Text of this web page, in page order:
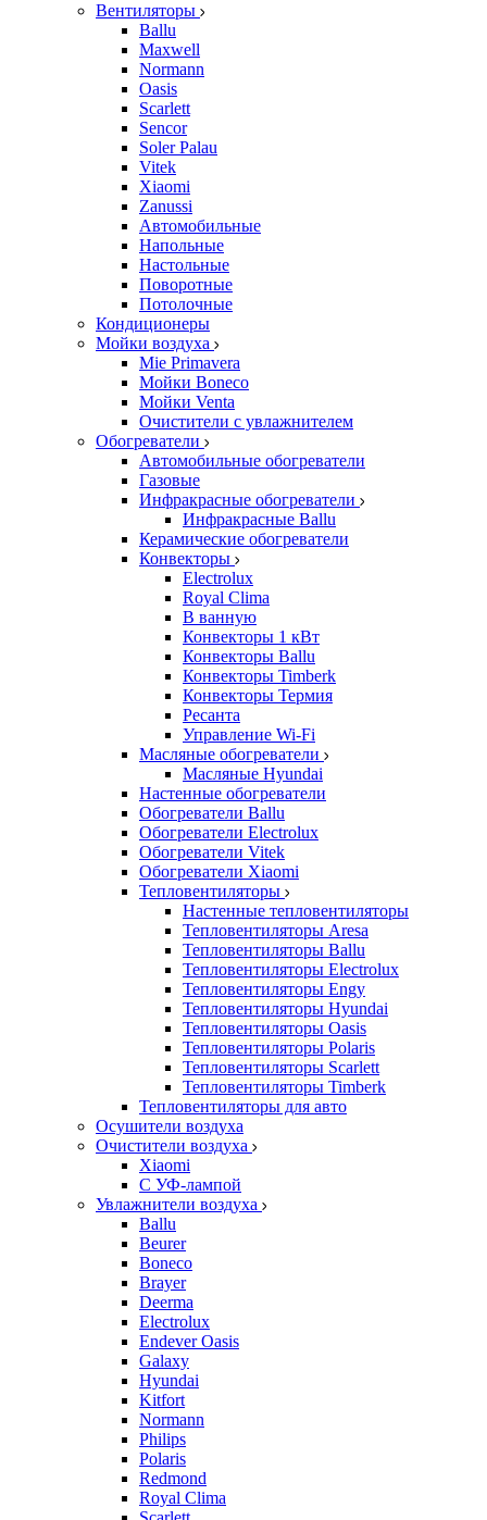
Вентиляторы
Ballu
Maxwell
Normann
Oasis
Scarlett
Sencor
Soler Palau
Vitek
Xiaomi
Zanussi
Автомобильные
Напольные
Настольные
Поворотные
Потолочные
Кондиционеры
Мойки воздуха
Mie Primavera
Мойки Boneco
Мойки Venta
Очистители с увлажнителем
Обогреватели
Автомобильные обогреватели
Газовые
Инфракрасные обогреватели
Инфракрасные Ballu
Керамические обогреватели
Конвекторы
Electrolux
Royal Clima
В ванную
Конвекторы 1 кВт
Конвекторы Ballu
Конвекторы Timberk
Конвекторы Термия
Ресанта
Управление Wi-Fi
Масляные обогреватели
Масляные Hyundai
Настенные обогреватели
Обогреватели Ballu
Обогреватели Electrolux
Обогреватели Vitek
Обогреватели Xiaomi
Тепловентиляторы
Настенные тепловентиляторы
Тепловентиляторы Aresa
Тепловентиляторы Ballu
Тепловентиляторы Electrolux
Тепловентиляторы Engy
Тепловентиляторы Hyundai
Тепловентиляторы Oasis
Тепловентиляторы Polaris
Тепловентиляторы Scarlett
Тепловентиляторы Timberk
Тепловентиляторы для авто
Осушители воздуха
Очистители воздуха
Xiaomi
С УФ-лампой
Увлажнители воздуха
Ballu
Beurer
Boneco
Brayer
Deerma
Electrolux
Endever Oasis
Galaxy
Hyundai
Kitfort
Normann
Philips
Polaris
Redmond
Royal Clima